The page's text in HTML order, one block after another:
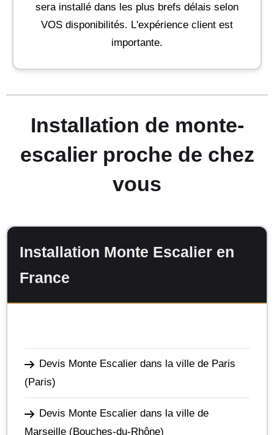
sera installé dans les plus brefs délais selon
VOS disponibilités. L'expérience client est
importante.
Installation de monte-
escalier proche de chez
vous
Installation Monte Escalier en
France
Devis Monte Escalier dans la ville de Paris
(Paris)
Devis Monte Escalier dans la ville de
Marseille (Bouches-du-Rhône)